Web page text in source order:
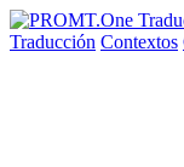
Traducción Contextos